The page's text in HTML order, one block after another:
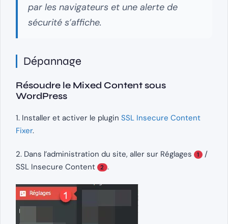
par les navigateurs et une alerte de
sécurité s’affiche.
Dépannage
Résoudre le Mixed Content sous
WordPress
1. Installer et activer le plugin SSL Insecure Content
Fixer.
2. Dans l’administration du site, aller sur Réglages 1 /
SSL Insecure Content
2 .